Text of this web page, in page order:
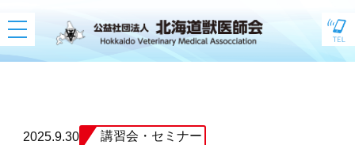
toggle
navigation
2025.9.30 講習会・セミナー